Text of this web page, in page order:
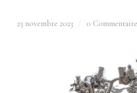
23 novembre 2023 0